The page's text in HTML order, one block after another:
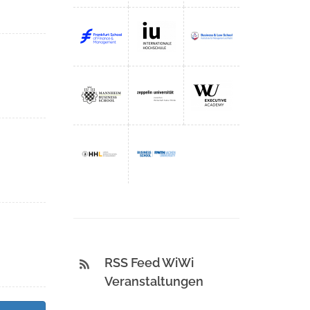
RSS Feed WiWi
Veranstaltungen